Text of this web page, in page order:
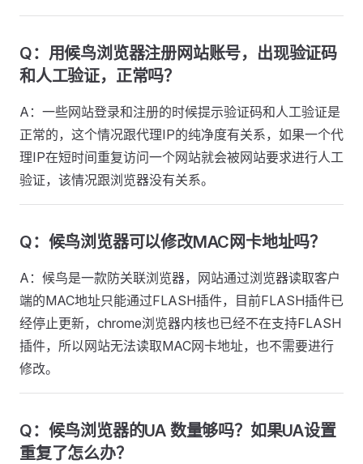
Q：用候鸟浏览器注册网站账号，出现验证码
和人工验证，正常吗？
A：一些网站登录和注册的时候提示验证码和人工验证是
正常的，这个情况跟代理IP的纯净度有关系，如果一个代
理IP在短时间重复访问一个网站就会被网站要求进行人工
验证，该情况跟浏览器没有关系。
Q：候鸟浏览器可以修改MAC网卡地址吗？
A：候鸟是一款防关联浏览器，网站通过浏览器读取客户
端的MAC地址只能通过FLASH插件，目前FLASH插件已
经停止更新，chrome浏览器内核也已经不在支持FLASH
插件，所以网站无法读取MAC网卡地址，也不需要进行
修改。
Q：候鸟浏览器的UA 数量够吗？如果UA设置
重复了怎么办？